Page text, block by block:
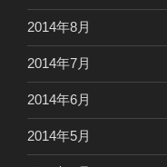
2014年8月
2014年7月
2014年6月
2014年5月